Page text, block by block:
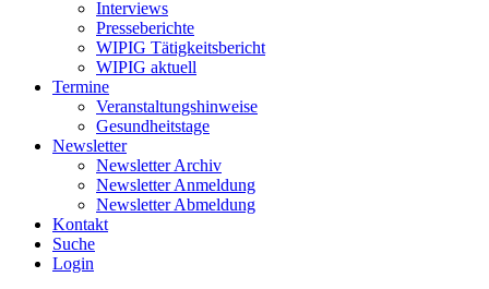
Interviews
Presseberichte
WIPIG Tätigkeitsbericht
WIPIG aktuell
Termine
Veranstaltungshinweise
Gesundheitstage
Newsletter
Newsletter Archiv
Newsletter Anmeldung
Newsletter Abmeldung
Kontakt
Suche
Login